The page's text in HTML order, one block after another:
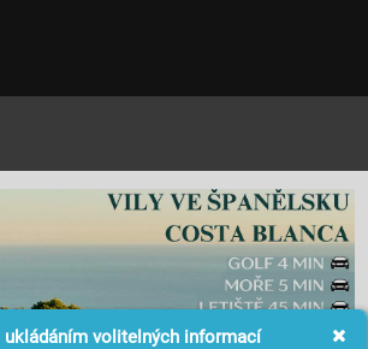
volitelných informací